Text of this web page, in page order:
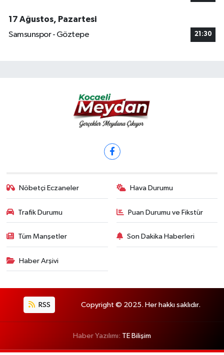
17 Ağustos, Pazartesi
Samsunspor - Göztepe
21:30
Nöbetçi Eczaneler Hava Durumu
Trafik Durumu Puan Durumu ve Fikstür
Tüm Manşetler Son Dakika Haberleri
Haber Arşivi
RSS Copyright © 2025. Her hakkı saklıdır.
Haber Yazılımı: TE Bilişim